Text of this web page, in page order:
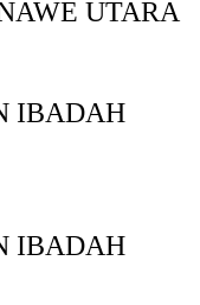
UTARA
IBADAH
IBADAH